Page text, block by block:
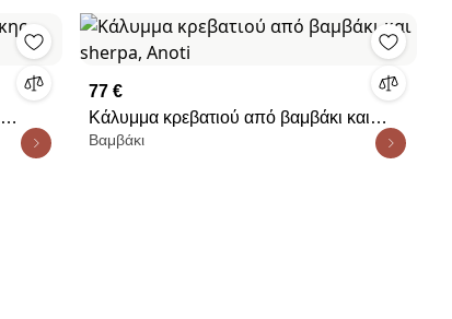
77 €
Κάλυμμα κρεβατιού από βαμβάκι και
sherpa, Anoti
Βαμβάκι